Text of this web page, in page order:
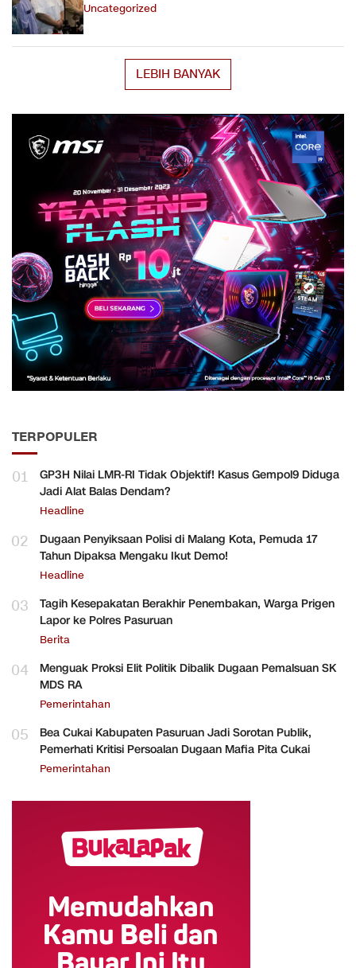
Uncategorized
LEBIH BANYAK
TERPOPULER
01
GP3H Nilai LMR-RI Tidak Objektif! Kasus Gempol9 Diduga
Jadi Alat Balas Dendam?
Headline
02
Dugaan Penyiksaan Polisi di Malang Kota, Pemuda 17
Tahun Dipaksa Mengaku Ikut Demo!
Headline
03
Tagih Kesepakatan Berakhir Penembakan, Warga Prigen
Lapor ke Polres Pasuruan
Berita
04
Menguak Proksi Elit Politik Dibalik Dugaan Pemalsuan SK
MDS RA
Pemerintahan
05
Bea Cukai Kabupaten Pasuruan Jadi Sorotan Publik,
Pemerhati Kritisi Persoalan Dugaan Mafia Pita Cukai
Pemerintahan